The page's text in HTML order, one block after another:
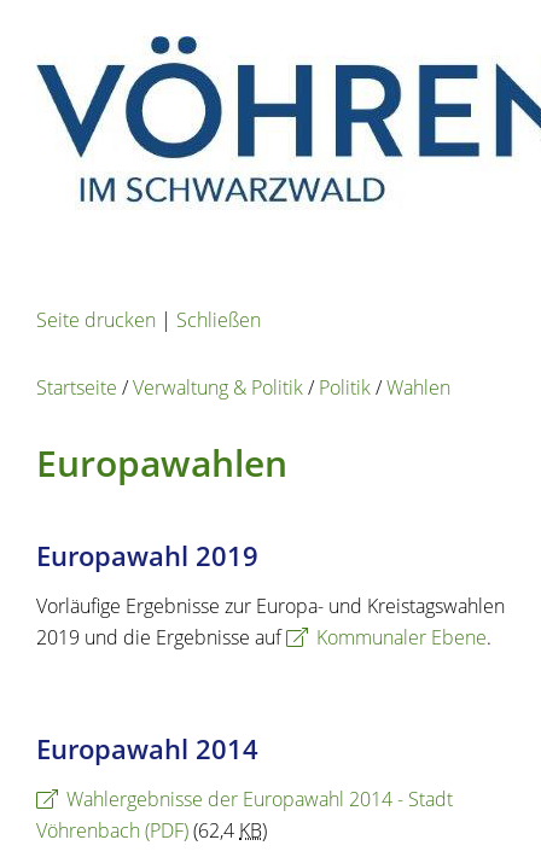
Seite drucken | Schließen
Startseite /Verwaltung & Politik/Politik/Wahlen
Europawahlen
Europawahl 2019
Vorläufige Ergebnisse zur Europa- und Kreistagswahlen
2019 und die Ergebnisse auf
Kommunaler Ebene.
Europawahl 2014
Wahlergebnisse der Europawahl 2014 - Stadt
Vöhrenbach(PDF)(62,4 KB)